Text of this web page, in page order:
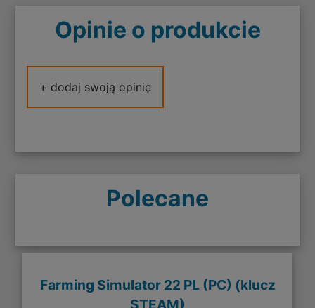
Opinie o produkcie
+ dodaj swoją opinię
Polecane
Farming Simulator 22 PL (PC) (klucz
STEAM)